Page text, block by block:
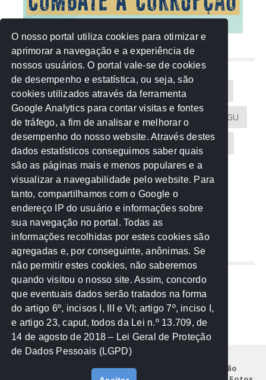
NUVEM DE TAGS
Acontece na Rede AGU AMM
Atricon Audicom CAU-MT CGU
CREA-MT Eventos MPC-MT MPE-MT
MPF Notícias PF PGE-MT PGR
Receita Federal Sem categoria
TCE-MT TCU TRE
REDE NOS ESTADOS
Mato Grosso do Sul
Paraná
Nacional
Institucional
Legislação
O nosso portal utiliza cookies para otimizar e
aprimorar a navegação e a experiência de
nossos usuários. O portal vale-se de cookies
de desempenho e estatística, ou seja, são
cookies utilizados através da ferramenta
Google Analytics para contar visitas e fontes
de tráfego, a fim de analisar e melhorar o
desempenho do nosso website. Através destes
dados estatísticos conseguimos saber quais
são as páginas mais e menos populares e a
visualizar a navegabilidade pelo website. Para
tanto, compartilhamos com o Google o
endereço IP do usuário e informações sobre
sua navegação no portal. Todas as
informações recolhidas por estes cookies são
agregadas e, por conseguinte, anônimas. Se
não permitir estes cookies, não saberemos
quando visitou o nosso site. Assim, concordo
que eventuais dados serão tratados na forma
do artigo 6º, incisos I, III e VI; artigo 7º, inciso I,
e artigo 23, caput, todos da Lei n.º 13.709, de
14 de agosto de 2018 – Lei Geral de Proteção
de Dados Pessoais (LGPD)